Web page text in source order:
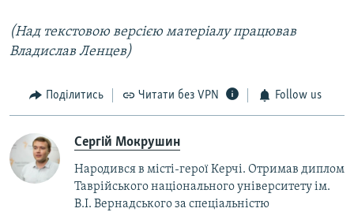
(Над текстовою версією матеріалу працював
Владислав Ленцев)
Поділитись Читати без VPN Follow us
Сергій Мокрушин
Народився в місті-герої Керчі. Отримав диплом
Таврійського національного університету ім.
В.І. Вернадського за спеціальністю